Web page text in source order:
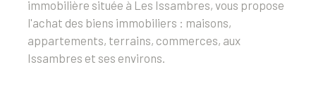
immobilière située à Les Issambres, vous propose
l'achat des biens immobiliers : maisons,
appartements, terrains, commerces, aux
Issambres et ses environs.